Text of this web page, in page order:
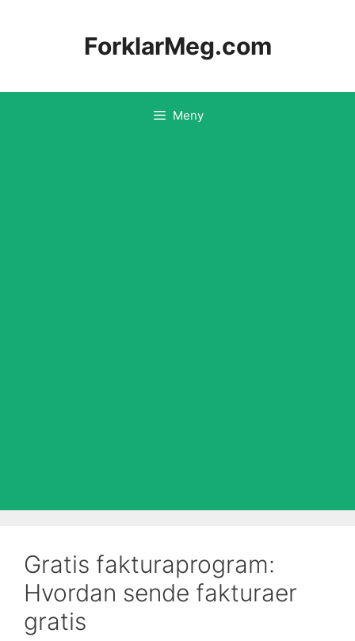
ForklarMeg.com
Meny
Gratis fakturaprogram:
Hvordan sende fakturaer
gratis